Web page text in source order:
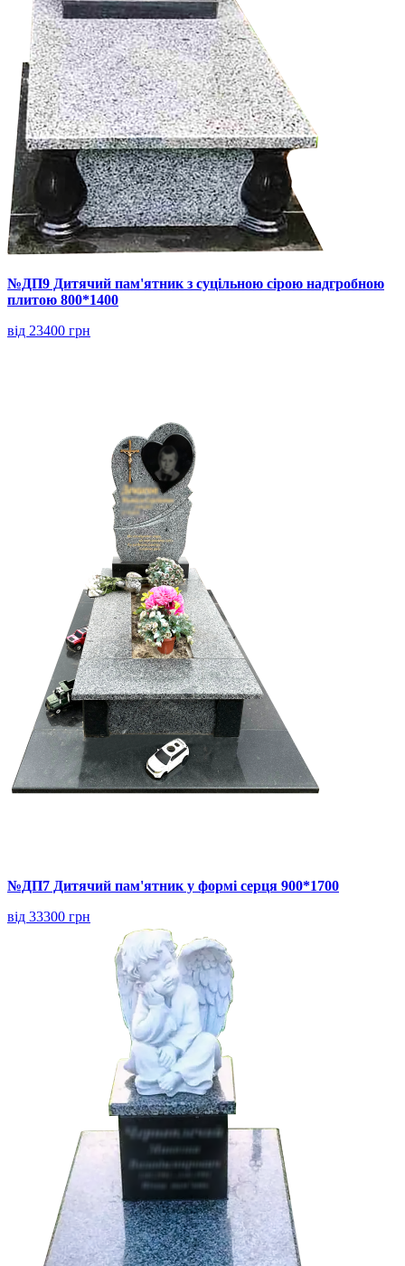
№ДП9 Дитячий пам'ятник з суцільною сірою надгробною
плитою 800*1400
від 23400 грн
№ДП7 Дитячий пам'ятник у формі серця 900*1700
від 33300 грн